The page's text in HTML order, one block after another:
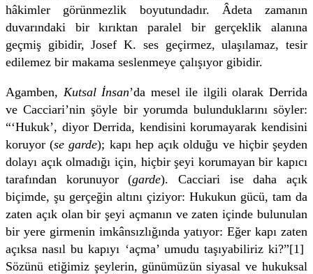
hâkimler görünmezlik boyutundadır. Âdeta zamanın
duvarındaki bir kırıktan paralel bir gerçeklik alanına
geçmiş gibidir, Josef K. ses geçirmez, ulaşılamaz, tesir
edilemez bir makama seslenmeye çalışıyor gibidir.
Agamben, Kutsal İnsan’da mesel ile ilgili olarak Derrida
ve Cacciari’nin şöyle bir yorumda bulunduklarını söyler:
“‘Hukuk’, diyor Derrida, kendisini korumayarak kendisini
koruyor (se garde); kapı hep açık olduğu ve hiçbir şeyden
dolayı açık olmadığı için, hiçbir şeyi korumayan bir kapıcı
tarafından korunuyor (garde). Cacciari ise daha açık
biçimde, şu gerçeğin altını çiziyor: Hukukun gücü, tam da
zaten açık olan bir şeyi açmanın ve zaten içinde bulunulan
bir yere girmenin imkânsızlığında yatıyor: Eğer kapı zaten
açıksa nasıl bu kapıyı ‘açma’ umudu taşıyabiliriz ki?”[1]
Sözünü etiğimiz şeylerin, günümüzün siyasal ve hukuksal